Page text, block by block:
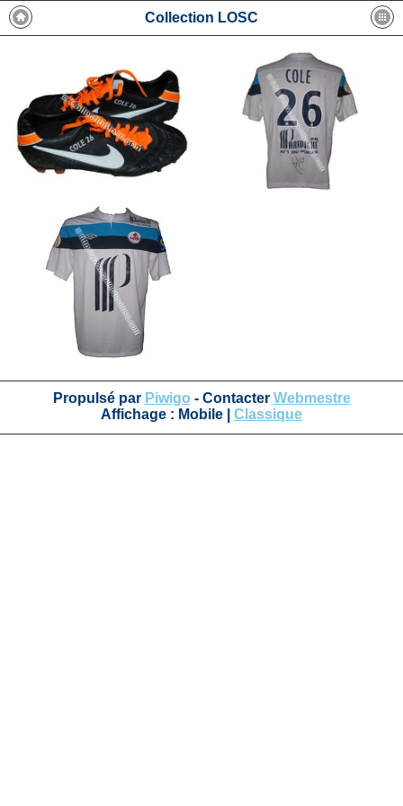
Collection LOSC
Propulsé par Piwigo - Contacter Webmestre
Affichage : Mobile Classique